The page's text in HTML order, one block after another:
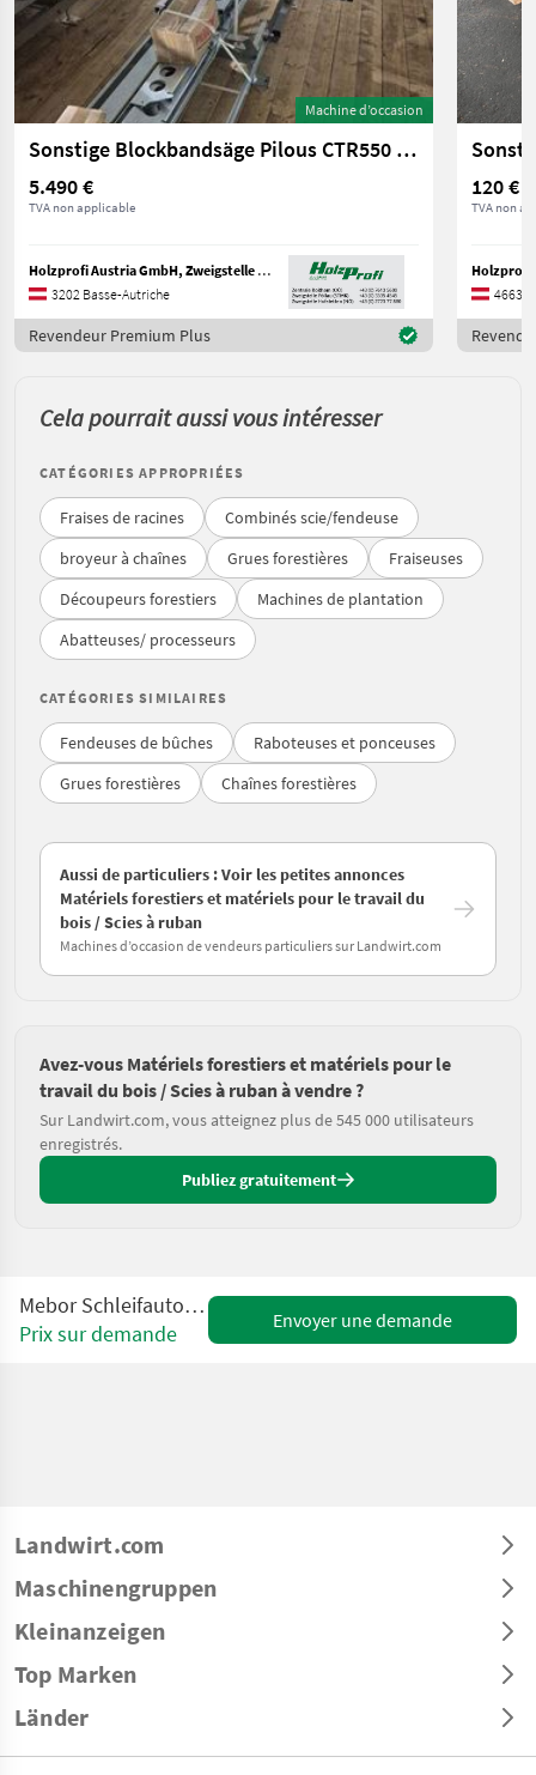
Machine d’occasion
Sonstige Blockbandsäge Pilous CTR550 gebraucht
5.490 €
TVA non applicable
Holzprofi Austria GmbH, Zweigstelle NÖ
3202 Basse-Autriche
Revendeur Premium Plus
120 €
TVA non
Holzprofi
4663
Cela pourrait aussi vous intéresser
CATÉGORIES APPROPRIÉES
Fraises de racines
Combinés scie/fendeuse
broyeur à chaînes
Grues forestières
Fraiseuses
Découpeurs forestiers
Machines de plantation
Abatteuses/ processeurs
CATÉGORIES SIMILAIRES
Fendeuses de bûches
Raboteuses et ponceuses
Grues forestières
Chaînes forestières
Aussi de particuliers : Voir les petites annonces
Matériels forestiers et matériels pour le travail du
bois / Scies à ruban
Machines d’occasion de vendeurs particuliers sur Landwirt.com
Avez-vous Matériels forestiers et matériels pour le
travail du bois / Scies à ruban à vendre ?
Sur Landwirt.com, vous atteignez plus de 545 000 utilisateurs
enregistrés.
Publiez gratuitement
Mebor Schleifautomat BA / BA PRO
Prix sur demande
Envoyer une demande
Landwirt.com
Maschinengruppen
Kleinanzeigen
Top Marken
Länder